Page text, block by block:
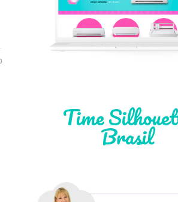
Time
Brasil
Léia Pastori
Thiara Ney